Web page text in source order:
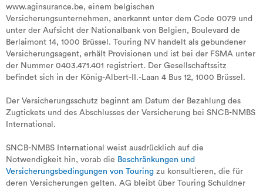
www.aginsurance.be, einem belgischen
Versicherungsunternehmen, anerkannt unter dem Code 0079 und
unter der Aufsicht der Nationalbank von Belgien, Boulevard de
Berlaimont 14, 1000 Brüssel. Touring NV handelt als gebundener
Versicherungsagent, erhält Provisionen und ist bei der FSMA unter
der Nummer 0403.471.401 registriert. Der Gesellschaftssitz
befindet sich in der König-Albert-II.-Laan 4 Bus 12, 1000 Brüssel.
Der Versicherungsschutz beginnt am Datum der Bezahlung des
Zugtickets und des Abschlusses der Versicherung bei SNCB-NMBS
International.
SNCB-NMBS International weist ausdrücklich auf die
Notwendigkeit hin, vorab die Beschränkungen und
Versicherungsbedingungen von Touring zu konsultieren, die für
deren Versicherungen gelten. AG bleibt über Touring Schuldner